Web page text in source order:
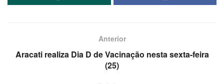
Anterior
Aracati realiza Dia D de Vacinação nesta sexta-feira
(25)